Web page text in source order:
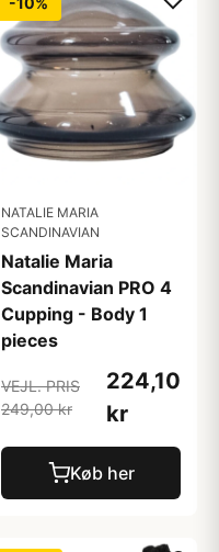
NATALIE MARIA
SCANDINAVIAN
Natalie Maria
Scandinavian PRO 4
Cupping - Body 1
pieces
VEJL. PRIS
249,00 kr
224,10
kr
Køb her